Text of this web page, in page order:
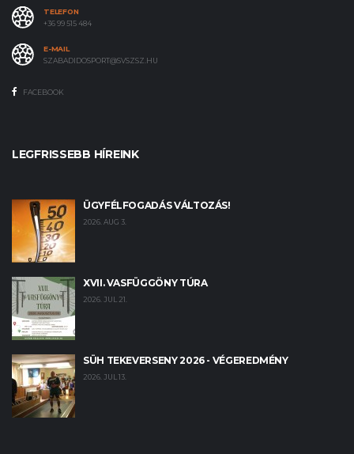
TELEFON
+36 99 515 484
E-MAIL
SZABADIDOSPORT@SVSZSZ.HU
FACEBOOK
LEGFRISSEBB HÍREINK
ÜGYFÉLFOGADÁS VÁLTOZÁS!
2026. AUG 3.
XVII. VASFÜGGÖNY TÚRA
2026. JUL 21.
SÜH TEKEVERSENY 2026 - VÉGEREDMÉNY
2026. JUL 13.